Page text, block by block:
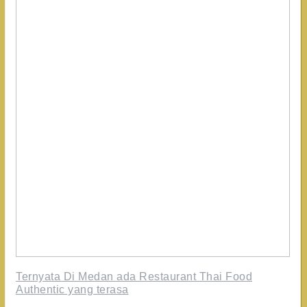
Ternyata Di Medan ada Restaurant Thai Food
Authentic yang terasa